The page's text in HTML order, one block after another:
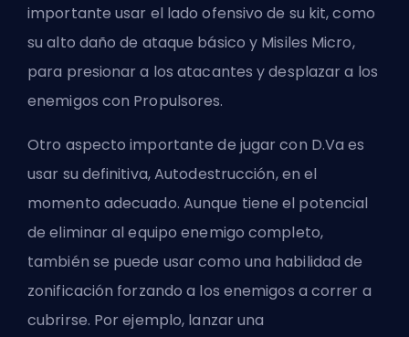
importante usar el lado ofensivo de su kit, como
su alto daño de ataque básico y Misiles Micro,
para presionar a los atacantes y desplazar a los
enemigos con Propulsores.
Otro aspecto importante de jugar con D.Va es
usar su definitiva, Autodestrucción, en el
momento adecuado. Aunque tiene el potencial
de eliminar al equipo enemigo completo,
también se puede usar como una habilidad de
zonificación forzando a los enemigos a correr a
cubrirse. Por ejemplo, lanzar una